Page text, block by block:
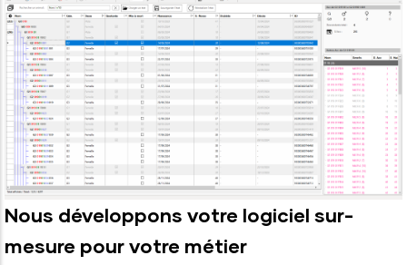
Nous développons votre logiciel sur-
mesure pour votre métier